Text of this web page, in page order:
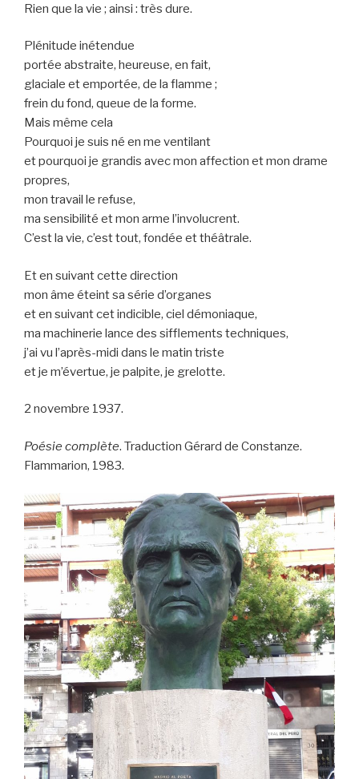
Rien que la vie ; ainsi : très dure.
Plénitude inétendue
portée abstraite, heureuse, en fait,
glaciale et emportée, de la flamme ;
frein du fond, queue de la forme.
Mais même cela
Pourquoi je suis né en me ventilant
et pourquoi je grandis avec mon affection et mon drame
propres,
mon travail le refuse,
ma sensibilité et mon arme l’involucrent.
C’est la vie, c’est tout, fondée et théâtrale.
Et en suivant cette direction
mon âme éteint sa série d’organes
et en suivant cet indicible, ciel démoniaque,
ma machinerie lance des sifflements techniques,
j’ai vu l’après-midi dans le matin triste
et je m’évertue, je palpite, je grelotte.
2 novembre 1937.
Poésie complète. Traduction Gérard de Constanze.
Flammarion, 1983.